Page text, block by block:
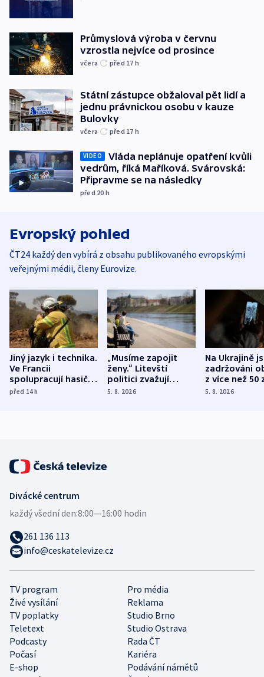
Průmyslová výroba v červnu
vzrostla nejvíce od prosince
včera před 17 h
Státní zástupce obžaloval pět lidí a
jednu právnickou osobu v kauze
Bulovky
včera před 17 h
VIDEO
Vláda neplánuje opatření kvůli
vedrům, říká Maříková. Svárovská:
Připravme se na následky
před 20 h
Evropský pohled
ČT24 každý den vybírá z obsahu publikovaného evropskými
veřejnými médii, členy Eurovize.
Jiný jazyk i technika.
Ve Francii
spolupracují hasiči z
různých zemí
před 14h
„Musíme zapojit
ženy.“ Litevští
politici zvažují
dohodu o
5. 8. 2026
Na Ukrajině
zadržováni
z více než 50
Bojovali na
5. 8. 2026
TV program
Pro média
Živé vysílání
Reklama
TV poplatky
Studio Brno
Teletext
Studio Ostrava
Podcasty
Rada ČT
Počasí
Kariéra
E-shop
Podávání námětů
Divácké centrum
každý všední den:8:00—16:00 hodin
261 136 113
info@ceskatelevize.cz